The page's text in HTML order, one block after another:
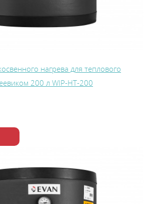
нагрева для теплового
200 л WIP-HT-200